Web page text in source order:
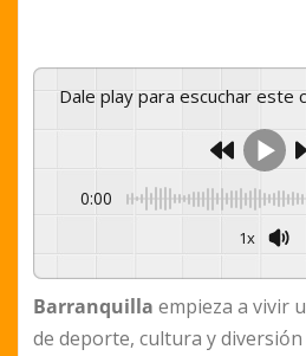
Dale play para escuchar este
0:00
1x
Barranquilla empieza a vivir
de deporte, cultura y diversión